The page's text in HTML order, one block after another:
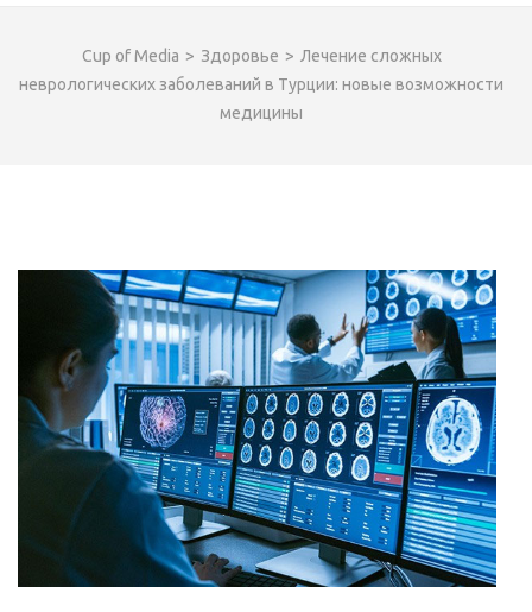
Cup of Media > Здоровье > Лечение сложных
неврологических заболеваний в Турции: новые возможности
медицины